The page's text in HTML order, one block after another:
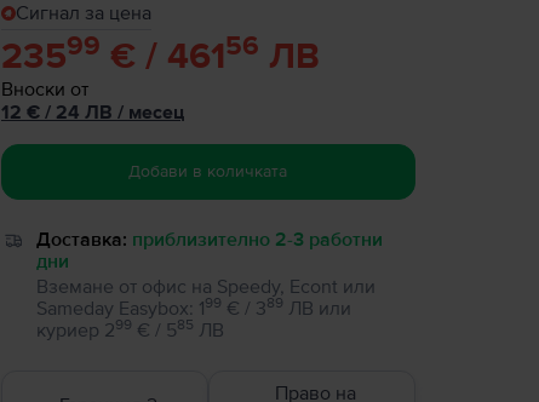
Сигнал за цена
23599 € / 46156 ЛВ
Вноски от
12 €/ 24 ЛВ / месец
Добави в количката
Доставка: приблизително 2-3 работни
дни
Вземане от офис на Speedy, Econt или
Sameday Easybox: 199 € / 389 ЛВ или
куриер 299 € / 585 ЛВ
Право на